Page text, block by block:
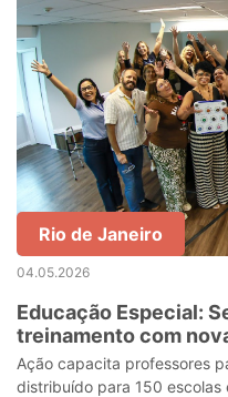
Rio de Janeiro
04.05.2026
Educação Especial:
treinamento com
Ação capacita professores
distribuído para 150 escolas